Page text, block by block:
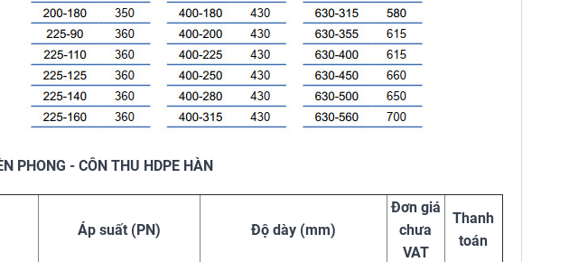
PHONG - CÔN THU HDPE HÀN
Áp suất (PN) Độ dày (mm)
Đơn giá
chưa
VAT
Thanh
toán